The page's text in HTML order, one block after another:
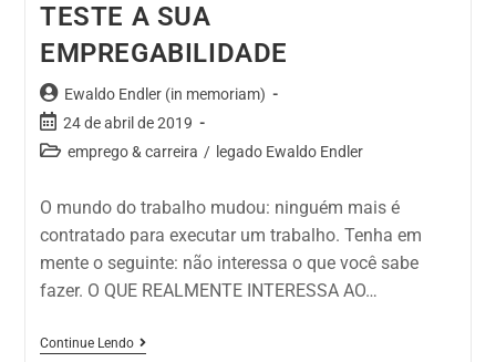
TESTE A SUA
EMPREGABILIDADE
Ewaldo Endler (in memoriam)
24 de abril de 2019
emprego & carreira / legado Ewaldo Endler
O mundo do trabalho mudou: ninguém mais é
contratado para executar um trabalho. Tenha em
mente o seguinte: não interessa o que você sabe
fazer. O QUE REALMENTE INTERESSA AO…
Continue Lendo